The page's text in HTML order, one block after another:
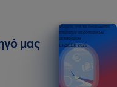
μας
Οδηγός για τα δικαιώματα
επιβατών αεροπορικών
μεταφορών
ΕΚΔΟΣΗ 2026